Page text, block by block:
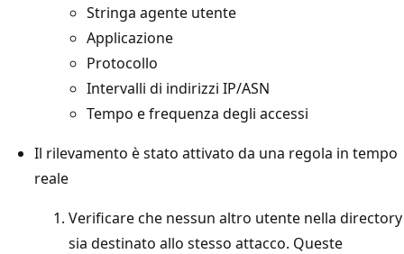
Stringa agente utente
Applicazione
Protocollo
Intervalli di indirizzi IP/ASN
Tempo e frequenza degli accessi
Il rilevamento è stato attivato da una regola in tempo
reale
Verificare che nessun altro utente nella directory
sia destinato allo stesso attacco. Queste